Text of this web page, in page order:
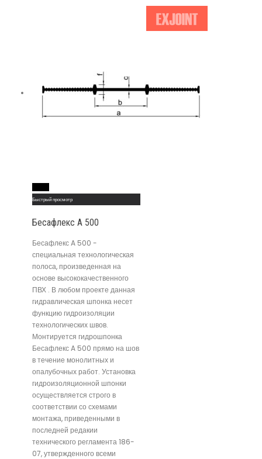
Быстрый просмотр
Бесафлекс A 500
Бесафлекс A 500 -
специальная технологическая
полоса, произведенная на
основе высококачественного
ПВХ . В любом проекте данная
гидравлическая шпонка несет
функцию гидроизоляции
технологических швов.
Монтируется гидрошпонка
Бесафлекс A 500 прямо на шов
в течение монолитных и
опалубочных работ. Установка
гидроизоляционной шпонки
осуществляется строго в
соответствии со схемами
монтажа, приведенными в
последней редакии
технического регламента 186-
07, утвержденного всеми